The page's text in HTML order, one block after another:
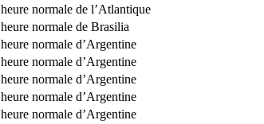
heure normale de l’Atlantique
heure normale de Brasilia
heure normale d’Argentine
heure normale d’Argentine
heure normale d’Argentine
heure normale d’Argentine
heure normale d’Argentine